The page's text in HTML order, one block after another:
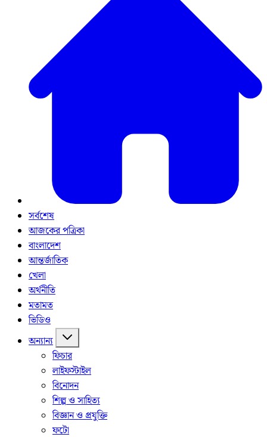
সর্বশেষ
আজকের পত্রিকা
বাংলাদেশ
আন্তর্জাতিক
খেলা
অর্থনীতি
মতামত
ভিডিও
অন্যান্য
ফিচার
লাইফস্টাইল
বিনোদন
শিল্প ও সাহিত্য
বিজ্ঞান ও প্রযুক্তি
ফটো